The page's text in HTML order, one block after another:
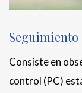
Seguimiento
Consiste en
control (PC)